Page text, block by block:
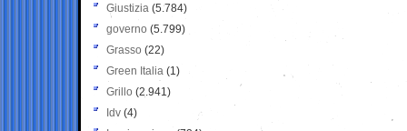
Giustizia (5.784)
governo (5.799)
Grasso (22)
Green Italia (1)
Grillo (2.941)
Idv (4)